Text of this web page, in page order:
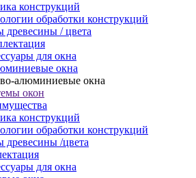
конструкций
обработки конструкций
древесины / цвета
для окна
окна
алюминиевые окна
окон
конструкций
обработки конструкций
древесины /цвета
для окна